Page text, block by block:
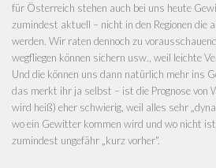
für Österreich stehen auch bei uns heute
zumindest aktuell – nicht in den Regionen die
werden. Wir raten dennoch zu
wegfliegen können sichern usw., weil leichte
Und die können uns dann natürlich mehr ins
das merkt ihr ja selbst – ist die Prognose von
wird heiß) eher schwierig, weil alles sehr
wo ein Gewitter kommen wird und wo nicht
zumindest ungefähr „kurz vorher“.